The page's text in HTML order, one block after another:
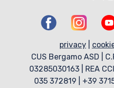
privacy|
CUS Bergamo ASD |
03285030163 | REA
035 372819 | +39